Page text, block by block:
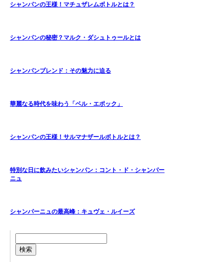
シャンパンの王様！マチュザレムボトルとは？
シャンパンの秘密？マルク・ダシュトゥールとは
シャンパンブレンド：その魅力に迫る
華麗なる時代を味わう「ベル・エポック」
シャンパンの王様！サルマナザールボトルとは？
特別な日に飲みたいシャンパン：コント・ド・シャンパー
ニュ
シャンパーニュの最高峰：キュヴェ・ルイーズ
検索